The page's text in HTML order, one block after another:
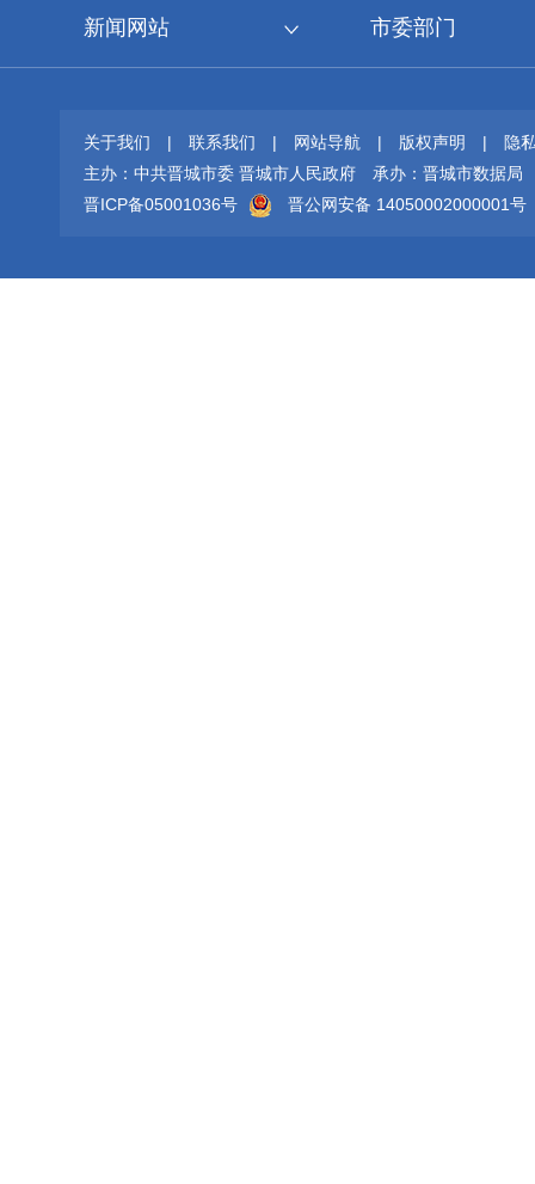
新闻网站 市委部门
关于我们 | 联系我们 | 网站导航 | 版权声明 |
隐
主办：中共晋城市委 晋城市人民政府
承办：晋城市数据局
晋ICP备05001036号
晋公网安备 14050002000001号